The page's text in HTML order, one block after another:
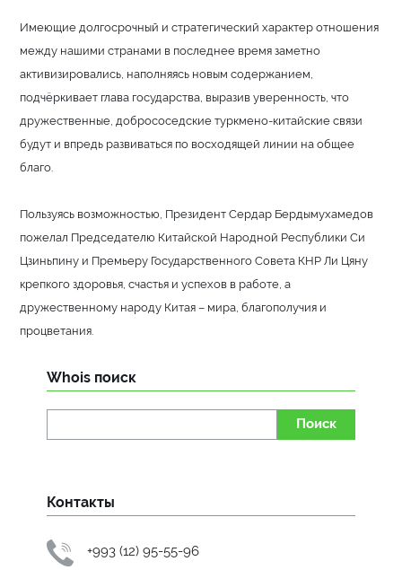
Имеющие долгосрочный и стратегический характер отношения
между нашими странами в последнее время заметно
активизировались, наполняясь новым содержанием,
подчёркивает глава государства, выразив уверенность, что
дружественные, добрососедские туркмено-китайские связи
будут и впредь развиваться по восходящей линии на общее
благо.
Пользуясь возможностью, Президент Сердар Бердымухамедов
пожелал Председателю Китайской Народной Республики Си
Цзиньпину и Премьеру Государственного Совета КНР Ли Цяну
крепкого здоровья, счастья и успехов в работе, а
дружественному народу Китая – мира, благополучия и
процветания.
Whois поиск
Поиск
Контакты
+993 (12) 95-55-96